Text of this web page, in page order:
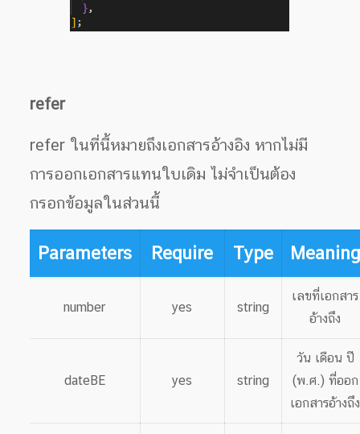
refer
refer ในที่นี้หมายถึงเอกสารอ้างอิง หากไม่มี
การออกเอกสารแทนใบเดิม ไม่จำเป็นต้อง
กรอกข้อมูลในส่วนนี้
Parameters Require Type Meaning
number yes string
เลขที่เอกสาร
อ้างถึง
dateBE yes string
วัน เดือน ปี
(พ.ศ.) ที่ออก
เอกสารอ้างถึง